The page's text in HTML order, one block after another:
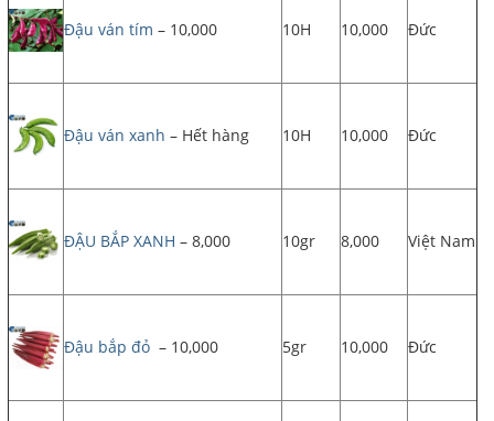
Đậu ván tím – 10,000 10H 10,000 Đức
Đậu ván xanh – Hết hàng 10H 10,000 Đức
ĐẬU BẮP XANH – 8,000 10gr 8,000 Việt Nam
Đậu bắp đỏ – 10,000 5gr 10,000 Đức